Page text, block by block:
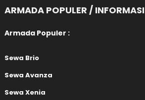
ARMADA POPULER / INFORMASI
Armada Populer :
Sewa Brio
Sewa Avanza
Sewa Xenia